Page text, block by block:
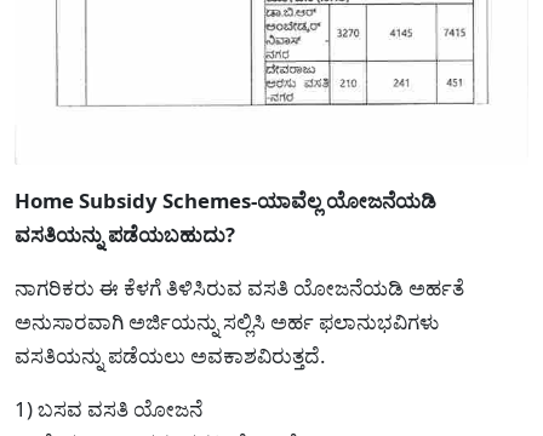
Home Subsidy Schemes-ಯಾವೆಲ್ಲ ಯೋಜನೆಯಡಿ
ವಸತಿಯನ್ನು ಪಡೆಯಬಹುದು?
ನಾಗರಿಕರು ಈ ಕೆಳಗೆ ತಿಳಿಸಿರುವ ವಸತಿ ಯೋಜನೆಯಡಿ ಅರ್ಹತೆ
ಅನುಸಾರವಾಗಿ ಅರ್ಜಿಯನ್ನು ಸಲ್ಲಿಸಿ ಅರ್ಹ ಫಲಾನುಭವಿಗಳು
ವಸತಿಯನ್ನು ಪಡೆಯಲು ಅವಕಾಶವಿರುತ್ತದೆ.
1) ಬಸವ ವಸತಿ ಯೋಜನೆ